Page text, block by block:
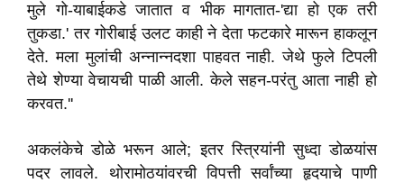
मुले गो-याबाईकडे जातात व भीक मागतात-'द्या हो एक तरी
तुकडा.'तर गोरीबाई उलट काही ने देता फटकारे मारून हाकलून
देते. मला मुलांची अन्नान्नदशा पाहवत नाही. जेथे फुले टिपली
तेथे शेण्या वेचायची पाळी आली. केले सहन-परंतु आता नाही हो
करवत.''
अकलंकेचे डोळे भरून आले;इतर स्त्रियांनी सुध्दा डोळयांस
पदर लावले. थोरामोठयांवरची विपत्ती सर्वांच्या हृदयाचे पाणी